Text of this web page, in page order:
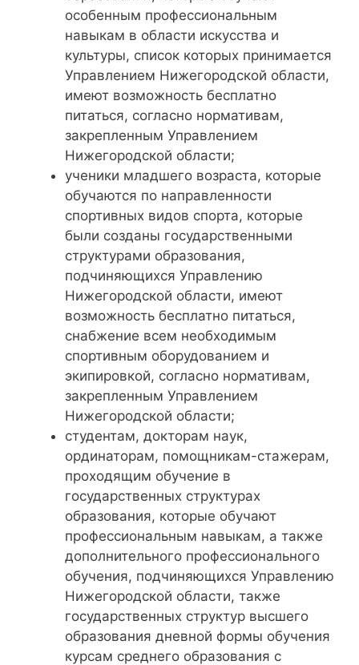
особенным профессиональным
навыкам в области искусства и
культуры, список которых принимается
Управлением Нижегородской области,
имеют возможность бесплатно
питаться, согласно нормативам,
закрепленным Управлением
Нижегородской области;
ученики младшего возраста, которые
обучаются по направленности
спортивных видов спорта, которые
были созданы государственными
структурами образования,
подчиняющихся Управлению
Нижегородской области, имеют
возможность бесплатно питаться,
снабжение всем необходимым
спортивным оборудованием и
экипировкой, согласно нормативам,
закрепленным Управлением
Нижегородской области;
студентам, докторам наук,
ординаторам, помощникам-стажерам,
проходящим обучение в
государственных структурах
образования, которые обучают
профессиональным навыкам, а также
дополнительного профессионального
обучения, подчиняющихся Управлению
Нижегородской области, также
государственных структур высшего
образования дневной формы обучения
курсам среднего образования с